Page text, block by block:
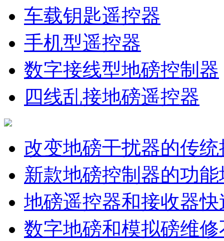
车载钥匙遥控器
手机型遥控器
数字接线型地磅控制器
四线乱接地磅遥控器
改变地磅干扰器的传
新款地磅控制器的功能
地磅遥控器和接收器
数字地磅和模拟磅维